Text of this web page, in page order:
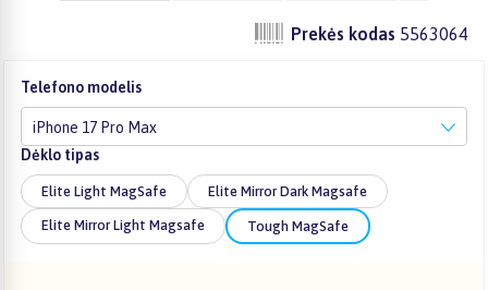
Prekės kodas 5563064
Telefono modelis
iPhone 17 Pro Max
Dėklo tipas
Elite Light MagSafe Elite Mirror Dark Magsafe
Elite Mirror Light Magsafe Tough MagSafe